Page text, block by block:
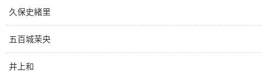
久保史緒里
五百城茉央
井上和